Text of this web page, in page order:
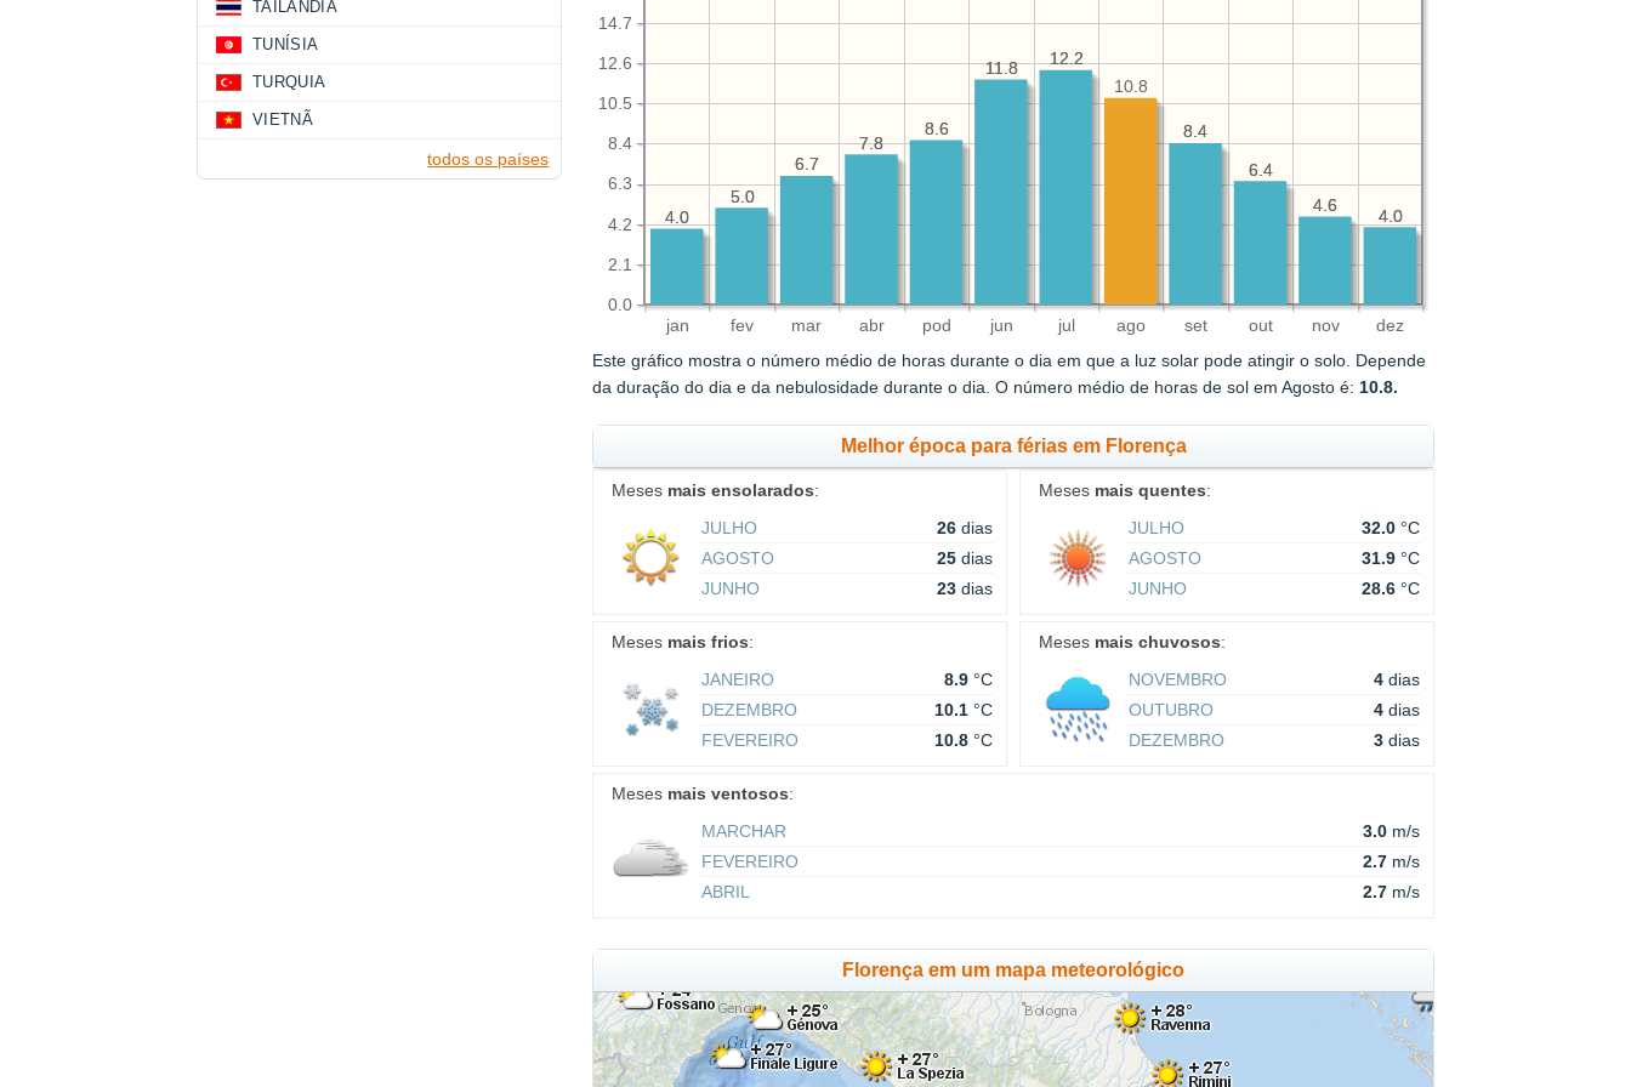
jan fev mar abr pod jun jul ago set out nov dez
0.0
2.1
4.2
6.3
8.4
10.5
12.6
14.7
4.0
4.6
6.4
8.4
12.2
11.8
8.6
7.8
6.7
5.0
4.0
4.0
4.6
6.4
8.4
10.8
12.2
11.8
8.6
7.8
6.7
5.0
4.0
Este gráfico mostra o número médio de horas durante o dia em que a luz solar pode atingir o solo. Depende
da duração do dia e da nebulosidade durante o dia. O número médio de horas de sol em Agosto é:10.8.
Melhor época para férias em Florença
Meses mais ensolarados:
JULHO
26 dias
AGOSTO
25 dias
JUNHO
23 dias
Meses mais quentes:
JULHO
32.0 °C
AGOSTO
31.9 °C
JUNHO
28.6 °C
Meses mais frios:
JANEIRO
8.9 °C
DEZEMBRO
10.1 °C
FEVEREIRO
10.8 °C
Meses mais chuvosos:
NOVEMBRO
4 dias
OUTUBRO
4 dias
DEZEMBRO
3 dias
Meses mais ventosos:
MARCHAR
3.0 m/s
FEVEREIRO
2.7 m/s
ABRIL
2.7 m/s
Florença em um mapa meteorológico
TAILÂNDIA
TUNÍSIA
TURQUIA
VIETNÃ
todos os países